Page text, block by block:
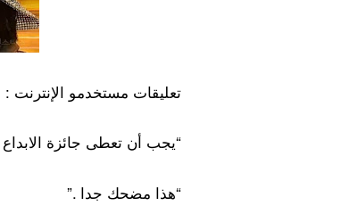
تعليقات مستخدمو الإنترنت :
“يجب أن تعطى جائزة
“هذا مضحك جدا .”